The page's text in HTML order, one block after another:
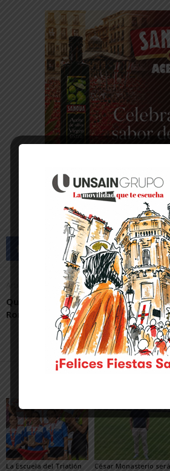
Artículo anterior
Quince mil llantos, por Iván
Romo
La Escuela del Triatlón
César Monasterio será